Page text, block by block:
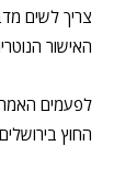
צריך לשים
האישור
לפעמים
החוץ